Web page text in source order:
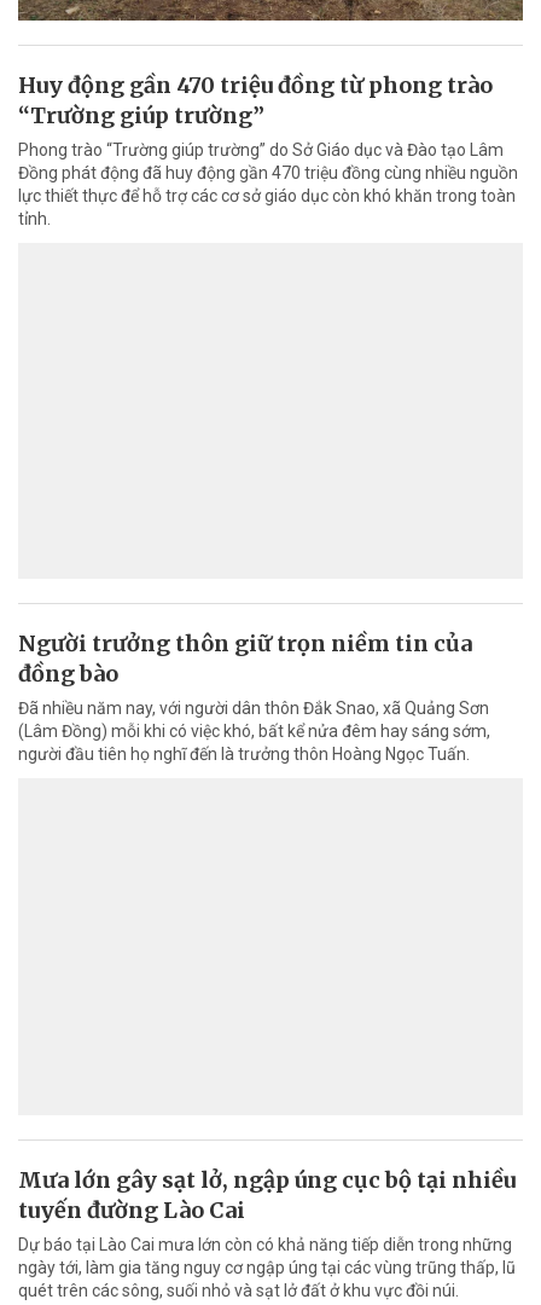
Huy động gần 470 triệu đồng từ phong trào
“Trường giúp trường”
Phong trào “Trường giúp trường” do Sở Giáo dục và Đào tạo Lâm
Đồng phát động đã huy động gần 470 triệu đồng cùng nhiều nguồn
lực thiết thực để hỗ trợ các cơ sở giáo dục còn khó khăn trong toàn
tỉnh.
Người trưởng thôn giữ trọn niềm tin của
đồng bào
Đã nhiều năm nay, với người dân thôn Đắk Snao, xã Quảng Sơn
(Lâm Đồng) mỗi khi có việc khó, bất kể nửa đêm hay sáng sớm,
người đầu tiên họ nghĩ đến là trưởng thôn Hoàng Ngọc Tuấn.
Mưa lớn gây sạt lở, ngập úng cục bộ tại nhiều
tuyến đường Lào Cai
Dự báo tại Lào Cai mưa lớn còn có khả năng tiếp diễn trong những
ngày tới, làm gia tăng nguy cơ ngập úng tại các vùng trũng thấp, lũ
quét trên các sông, suối nhỏ và sạt lở đất ở khu vực đồi núi.